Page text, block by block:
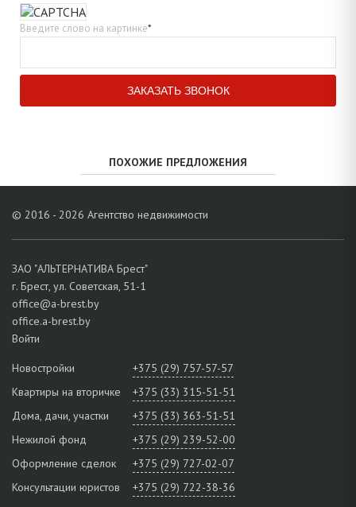
Введите слово на картинке*
ПОХОЖИЕ ПРЕДЛОЖЕНИЯ
© 2016 - 2026 Агентство недвижимости
ЗАО "АЛЬТЕРНАТИВА Брест"
г. Брест, ул. Советская, 51-1
office@a-brest.by
office.a-brest.by
Войти
Новостройки
+375 (29) 757-57-57
Квартиры на вторичке
+375 (33) 315-51-51
Дома, дачи, участки
+375 (33) 363-51-51
Нежилой фонд
+375 (29) 239-52-00
Оформление сделок
+375 (29) 727-02-07
Консультации юристов
+375 (29) 722-38-36